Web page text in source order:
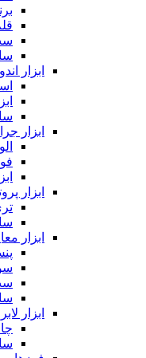
ابزار اندو
ابزار
ابزار
ابزار
ابزار